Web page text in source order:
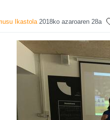
Ikastola 2018ko azaroaren 28a